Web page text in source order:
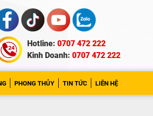
Hotline: 0707 472 222
Kinh Doanh: 0707 472 222
PHONG THỦY TIN TỨC LIÊN HỆ